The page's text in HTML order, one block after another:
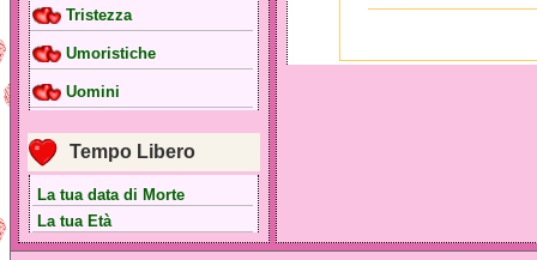
Tristezza
Umoristiche
Uomini
Tempo Libero
La tua data di Morte
La tua Età